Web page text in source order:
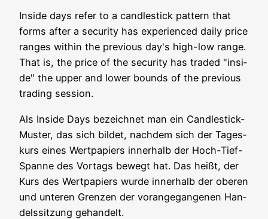
Insi­de days refer to a cand­le­stick pat­tern that
forms after a secu­ri­ty has expe­ri­en­ced dai­ly pri­ce
ran­ges within the pre­vious day's high-low ran­ge.
That is, the pri­ce of the secu­ri­ty has traded "insi­
de" the upper and lower bounds of the pre­vious
tra­ding session.
Als Insi­de Days bezeich­net man ein Cand­le­stick-
Mus­ter, das sich bil­det, nach­dem sich der Tages­
kurs eines Wert­pa­piers inner­halb der Hoch-Tief-
Span­ne des Vor­tags bewegt hat. Das heißt, der
Kurs des Wert­pa­piers wur­de inner­halb der obe­ren
und unte­ren Gren­zen der vor­an­ge­gan­ge­nen Han­
dels­sit­zung gehandelt.